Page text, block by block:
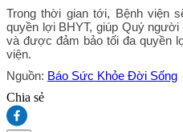
Trong thời gian tới, Bệnh viện
quyền lợi BHYT, giúp Quý
và được đảm bảo tối đa quyền
viện.
Nguồn: Báo Sức Khỏe Đời Sống
Chia sẻ